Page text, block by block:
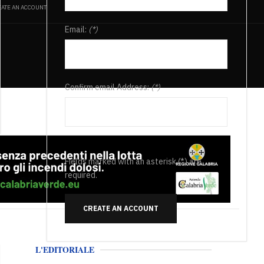
AN ACCOUNT
Email: (*)
Confirm email Address:(*)
Fields marked with an asterisk (*) are
required.
CREATE AN ACCOUNT
L'EDITORIALE